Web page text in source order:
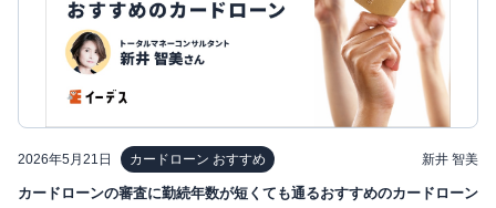
2026年5月21日 カードローン おすすめ 新井 智美
カードローンの審査に勤続年数が短くても通るおすすめのカードローン